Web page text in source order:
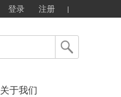
登录 注册
关于我们